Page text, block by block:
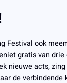
Festival ook
gratis van
nieuwe acts,
de verbindende